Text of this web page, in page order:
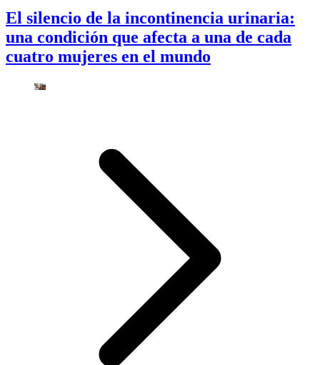
El silencio de la incontinencia urinaria:
una condición que afecta a una de cada
cuatro mujeres en el mundo